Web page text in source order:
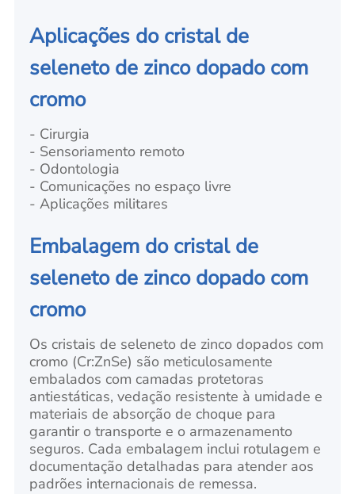
Aplicações do cristal de
seleneto de zinco dopado com
cromo
- Cirurgia
- Sensoriamento remoto
- Odontologia
- Comunicações no espaço livre
- Aplicações militares
Embalagem do cristal de
seleneto de zinco dopado com
cromo
Os cristais de seleneto de zinco dopados com
cromo (Cr:ZnSe) são meticulosamente
embalados com camadas protetoras
antiestáticas, vedação resistente à umidade e
materiais de absorção de choque para
garantir o transporte e o armazenamento
seguros. Cada embalagem inclui rotulagem e
documentação detalhadas para atender aos
padrões internacionais de remessa.